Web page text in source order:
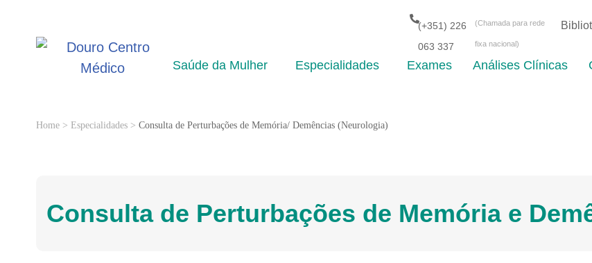
(+351) 226
063 337
(Chamada para rede
fixa nacional)
Saúde da Mulher Especialidades Exames Análises Clínicas
Home > Especialidades > Consulta de Perturbações de Memória/ Demências (Neurologia)
Consulta de Perturbações de Memória e